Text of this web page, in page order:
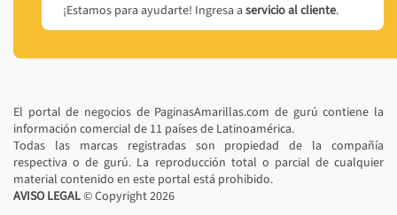
¡Estamos para ayudarte! Ingresa a servicio al cliente.
El portal de negocios de PaginasAmarillas.com de gurú contiene la
información comercial de 11 países de Latinoamérica.
Todas las marcas registradas son propiedad de la compañía
respectiva o de gurú. La reproducción total o parcial de cualquier
material contenido en este portal está prohibido.
AVISO LEGAL© Copyright2026